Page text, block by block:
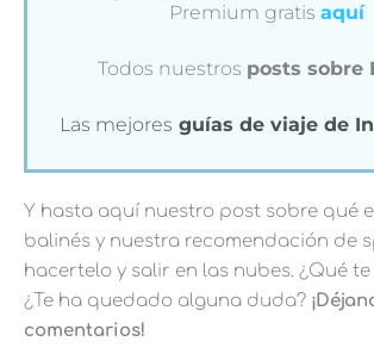
Premium gratis aquí
Todos nuestros posts sobre
Las mejores guías de viaje de
Y hasta aquí nuestro post sobre qué
balinés y nuestra recomendación de
hacertelo y salir en las nubes. ¿Qué
¿Te ha quedado alguna duda?
comentarios!